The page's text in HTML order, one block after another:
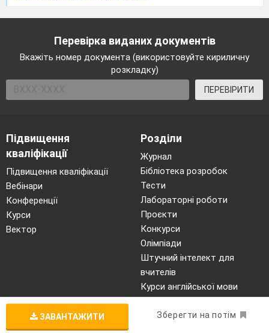
ЗАВАНТАЖИТИ Зберегти на потім
Перевірка виданих документів
Вкажіть номер документа (використовуйте кириличну
розкладку)
ПЕРЕВІРИТИ
Підвищення
кваліфікації
Підвищення кваліфікації
Вебінари
Конференції
Курси
Вектор
Розділи
Журнал
Бібліотека розробок
Тести
Лабораторні роботи
Проєкти
Конкурси
Олімпіади
Штучний інтелект для
вчителів
Курси англійської мови
Про нас Інше